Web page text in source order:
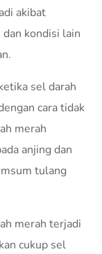
akibat
kondisi lain
sel darah
cara tidak
merah
anjing dan
tulang
merah terjadi
cukup sel